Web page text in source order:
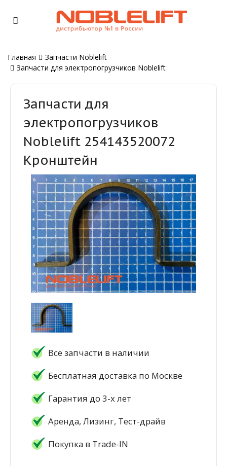
Главная
Запчасти Noblelift
Запчасти для электропогрузчиков Noblelift
Запчасти для
электропогрузчиков
Noblelift 254143520072
Кронштейн
Все запчасти в наличии
Бесплатная доставка по Москве
Гарантия до 3-х лет
Аренда, Лизинг, Тест-драйв
Покупка в Trade-IN